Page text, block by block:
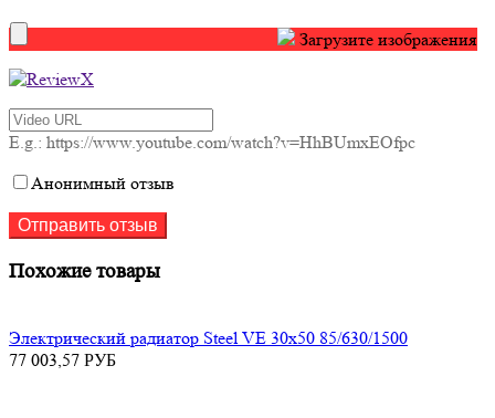
Загрузите изображения
E.g.: https://www.youtube.com/watch?v=HhBUmxEOfpc
Анонимный отзыв
Похожие товары
Электрический радиатор Steel VE 30х50 85/630/1500
77 003,57 РУБ